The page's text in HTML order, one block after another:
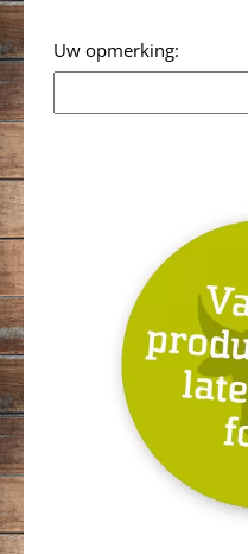
Opmerking